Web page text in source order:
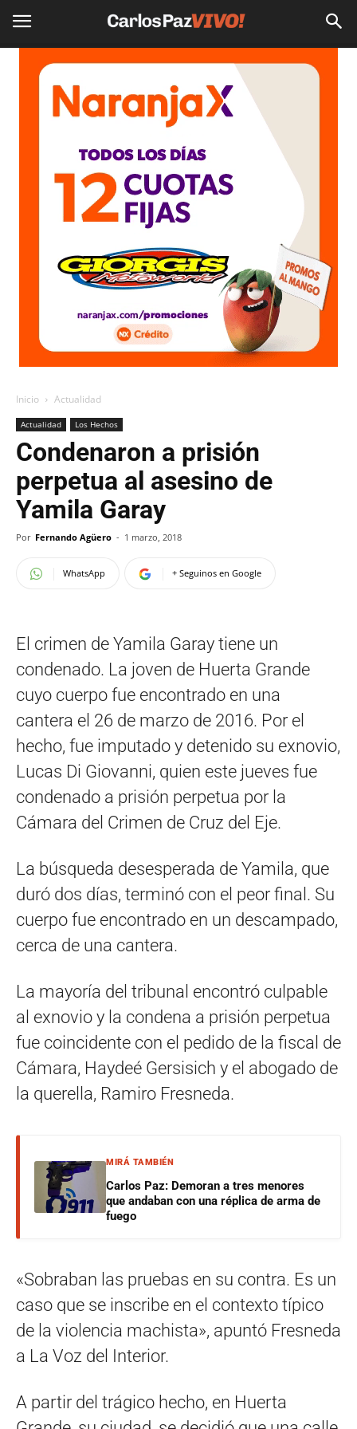
Inicio Actualidad
Actualidad Los Hechos
Condenaron a prisión
perpetua al asesino de
Yamila Garay
Por Fernando Agüero - 1 marzo, 2018
WhatsApp + Seguinos en Google
El crimen de Yamila Garay tiene un
condenado. La joven de Huerta Grande
cuyo cuerpo fue encontrado en una
cantera el 26 de marzo de 2016. Por el
hecho, fue imputado y detenido su exnovio,
Lucas Di Giovanni, quien este jueves fue
condenado a prisión perpetua por la
Cámara del Crimen de Cruz del Eje.
La búsqueda desesperada de Yamila, que
duró dos días, terminó con el peor final. Su
cuerpo fue encontrado en un descampado,
cerca de una cantera.
La mayoría del tribunal encontró culpable
al exnovio y la condena a prisión perpetua
fue coincidente con el pedido de la fiscal de
Cámara, Haydeé Gersisich y el abogado de
la querella, Ramiro Fresneda.
MIRÁ TAMBIÉN
Carlos Paz: Demoran a tres menores
que andaban con una réplica de arma de
fuego
«Sobraban las pruebas en su contra. Es un
caso que se inscribe en el contexto típico
de la violencia machista», apuntó Fresneda
a La Voz del Interior.
A partir del trágico hecho, en Huerta